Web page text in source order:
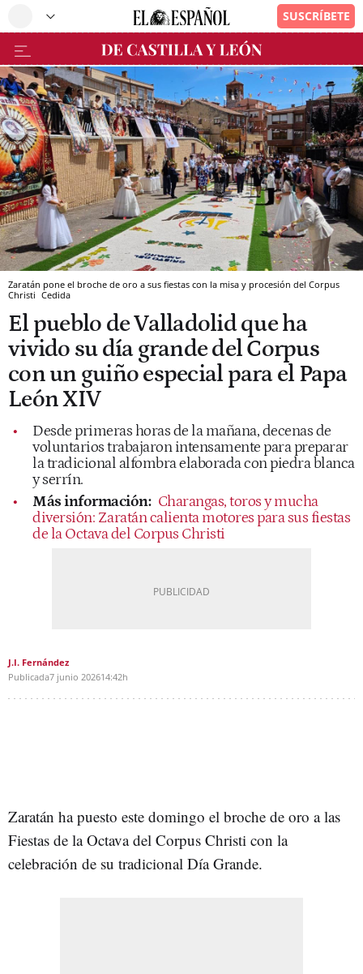
Zaratán pone el broche de oro a sus fiestas con la misa y procesión del Corpus
Christi Cedida
El pueblo de Valladolid que ha
vivido su día grande del Corpus
con un guiño especial para el Papa
León XIV
Desde primeras horas de la mañana, decenas de
voluntarios trabajaron intensamente para preparar
la tradicional alfombra elaborada con piedra blanca
y serrín.
Más información: Charangas, toros y mucha
diversión: Zaratán calienta motores para sus fiestas
de la Octava del Corpus Christi
J.I. Fernández
Publicada7 junio 202614:42h
Zaratán ha puesto este domingo el broche de oro a las
Fiestas de la Octava del Corpus Christi con la
celebración de su tradicional Día Grande.